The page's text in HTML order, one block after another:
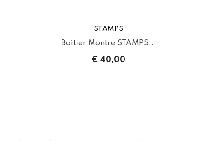
STAMPS
Boitier Montre STAMPS...
€ 40,00